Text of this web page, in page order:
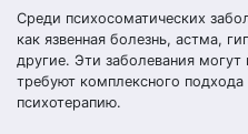
Среди психосоматических
как язвенная болезнь, астма,
другие. Эти заболевания
требуют комплексного
психотерапию.